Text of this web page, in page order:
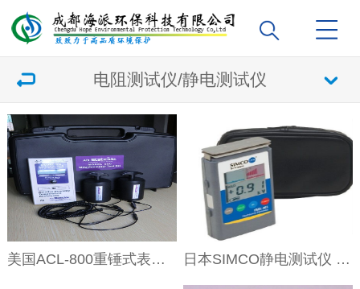
电阻测试仪/静电测试仪
美国ACL-800重锤式表面电阻测试仪 数显兆欧表 日本SIMCO静电测试仪 FMX-004表面静电场测试仪器